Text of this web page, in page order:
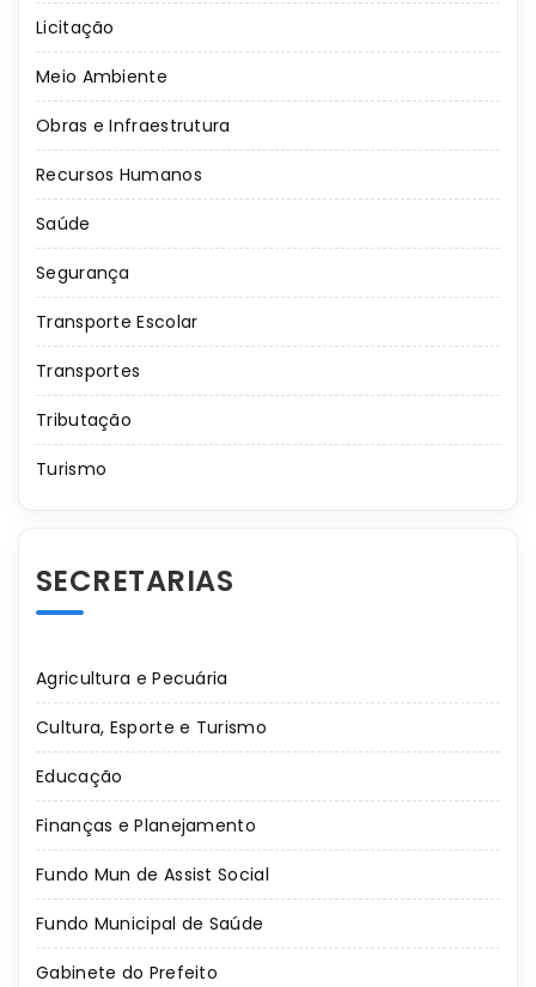
Licitação
Meio Ambiente
Obras e Infraestrutura
Recursos Humanos
Saúde
Segurança
Transporte Escolar
Transportes
Tributação
Turismo
SECRETARIAS
Agricultura e Pecuária
Cultura, Esporte e Turismo
Educação
Finanças e Planejamento
Fundo Mun de Assist Social
Fundo Municipal de Saúde
Gabinete do Prefeito